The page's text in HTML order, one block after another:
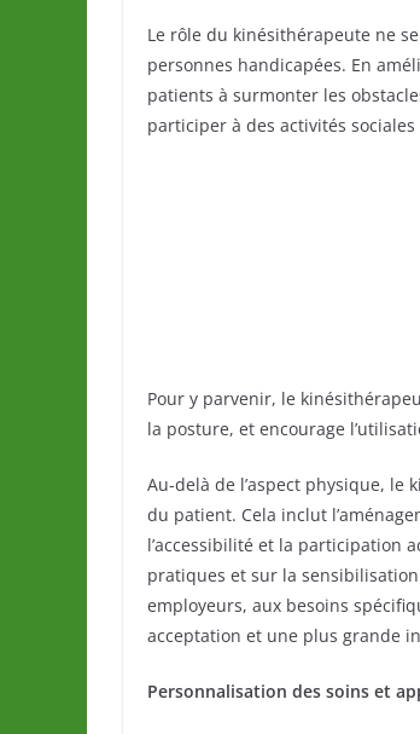
Le rôle du kinésithérapeute ne
personnes handicapées. En
patients à surmonter les
participer à des activités
Pour y parvenir, le
la posture, et encourage
Au-delà de l’aspect physique, le
du patient. Cela inclut
l’accessibilité et la participation
pratiques et sur la
employeurs, aux besoins
acceptation et une plus grande
Personnalisation des soins et